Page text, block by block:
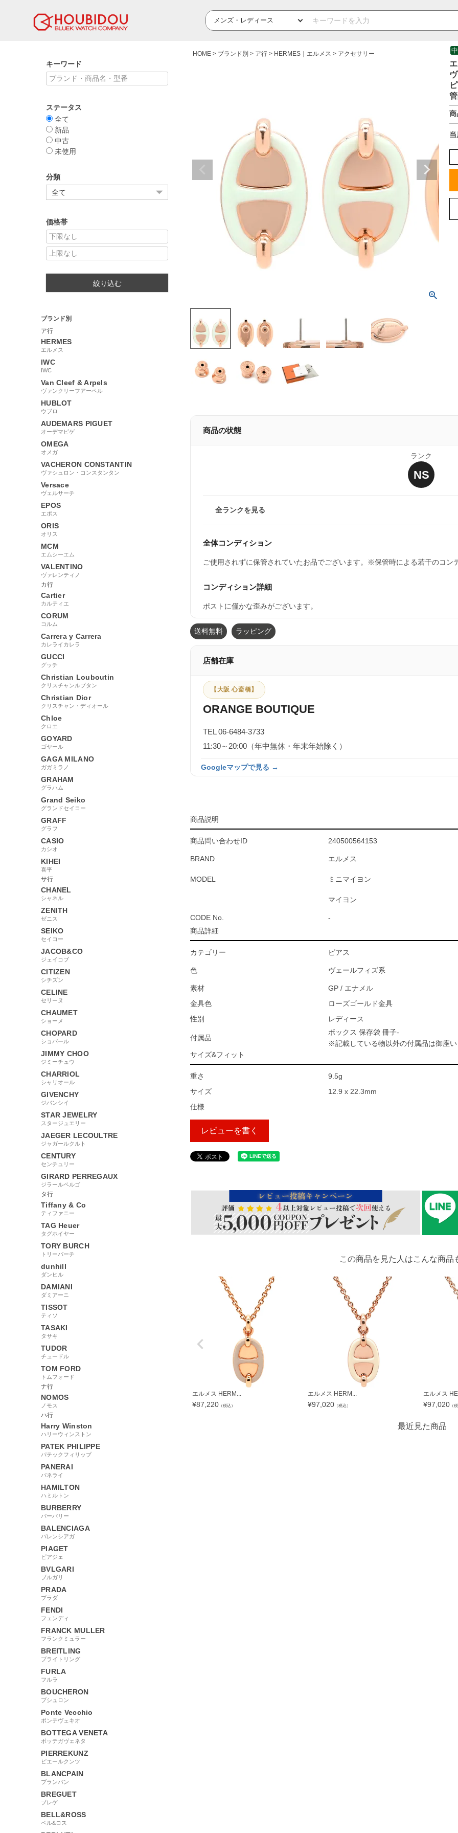
キーワード
ステータス
全て
新品
中古
未使用
分類
価格帯
絞り込む
ブランド別
ア行
HERMES
エルメス
IWC
IWC
Van Cleef & Arpels
ヴァンクリーフアーペル
HUBLOT
ウブロ
AUDEMARS PIGUET
オーデマピゲ
OMEGA
オメガ
VACHERON CONSTANTIN
ヴァシュロン・コンスタンタン
Versace
ヴェルサーチ
EPOS
エポス
ORIS
オリス
MCM
エムシーエム
VALENTINO
ヴァレンティノ
カ行
Cartier
カルティエ
CORUM
コルム
Carrera y Carrera
カレライカレラ
GUCCI
グッチ
Christian Louboutin
クリスチャンルブタン
Christian Dior
クリスチャン・ディオール
Chloe
クロエ
GOYARD
ゴヤール
GAGA MILANO
ガガミラノ
GRAHAM
グラハム
Grand Seiko
グランドセイコー
GRAFF
グラフ
CASIO
カシオ
KIHEI
喜平
サ行
CHANEL
シャネル
ZENITH
ゼニス
SEIKO
セイコー
JACOB&CO
ジェイコブ
CITIZEN
シチズン
CELINE
セリーヌ
CHAUMET
ショーメ
CHOPARD
ショパール
JIMMY CHOO
ジミーチュウ
CHARRIOL
シャリオール
GIVENCHY
ジバンシイ
STAR JEWELRY
スタージュエリー
JAEGER LECOULTRE
ジャガールクルト
CENTURY
センチュリー
GIRARD PERREGAUX
ジラールペルゴ
タ行
Tiffany & Co
ティファニー
TAG Heuer
タグホイヤー
TORY BURCH
トリーバーチ
dunhill
ダンヒル
DAMIANI
ダミアーニ
TISSOT
ティソ
TASAKI
タサキ
TUDOR
チュードル
TOM FORD
トムフォード
ナ行
NOMOS
ノモス
ハ行
Harry Winston
ハリーウィンストン
PATEK PHILIPPE
パテックフィリップ
PANERAI
パネライ
HAMILTON
ハミルトン
BURBERRY
バーバリー
BALENCIAGA
バレンシアガ
PIAGET
ピアジェ
BVLGARI
ブルガリ
PRADA
プラダ
FENDI
フェンディ
FRANCK MULLER
フランクミュラー
BREITLING
ブライトリング
FURLA
フルラ
BOUCHERON
ブシュロン
Ponte Vecchio
ポンテヴェキオ
BOTTEGA VENETA
ボッテガヴェネタ
PIERREKUNZ
ピエールクンツ
BLANCPAIN
ブランパン
BREGUET
ブレゲ
BELL&ROSS
ベル&ロス
HOME ブランド別 ア行 HERMES｜エルメス アクセサリー
商
商品の状態
ランク
NS
全ランクを見る
全体コンディション
ご使用されずに保管されていたお品でございます。※保管時による若干のコン
コンディション詳細
ポストに僅かな歪みがございます。
送料無料 ラッピング
店舗在庫
【大阪 心斎橋】
ORANGE BOUTIQUE
TEL 06-6484-3733
11:30～20:00（年中無休・年末年始除く）
Googleマップで見る →
商品説明
商品問い合わせID 240500564153
BRAND エルメス
MODEL ミニマイヨン
マイヨン
CODE No.
-
商品詳細
カテゴリー ピアス
色 ヴェールフィズ系
素材
GP / エナメル
金具色
ローズゴールド金具
性別
レディース
付属品
ボックス 保存袋 冊子-
※記載している物以外の付属品は御座
サイズ&フィット
重さ
9.5g
サイズ
12.9 x 22.3mm
仕様
レビューを書く
この商品を見た人はこんな商品
エルメス HERM...
¥87,220 （税込）
エルメス HERM...
¥97,020 （税込）
エルメス
¥97,020 （
最近見た商品